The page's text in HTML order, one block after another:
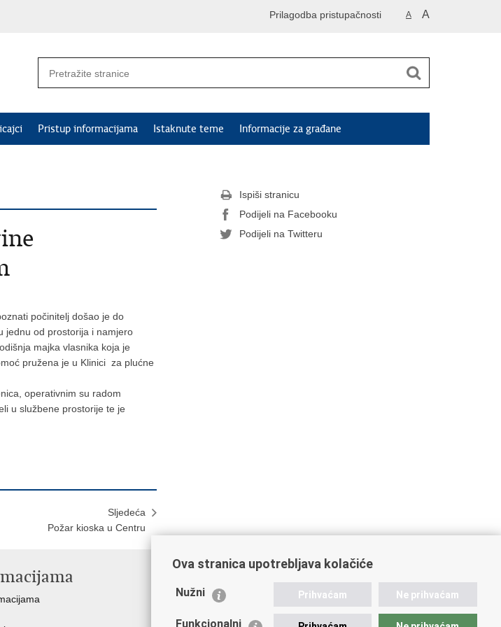
A A
Prilagodba pristupačnosti
Pristup informacijama Istaknute teme Informacije za građane
počinitelj došao je do
jednu od prostorija i namjero
majka vlasnika koja je
pružena je u Klinici za plućne
operativnim su radom
u službene prostorije te je
Sljedeća
Požar kioska u Centru
Ispiši stranicu
Podijeli na Facebooku
Podijeli na Twitteru
Važne poveznice
Ministarstvo unutarnjih poslova
Ova stranica upotrebljava kolačiće
Nužni Prihvaćam Ne prihvaćam
Funkcionalni